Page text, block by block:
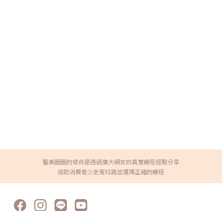
醫美圈圈的使命是透過廣大網友的真實療程經驗分享
協助消費者少走冤枉路並選擇正確的療程